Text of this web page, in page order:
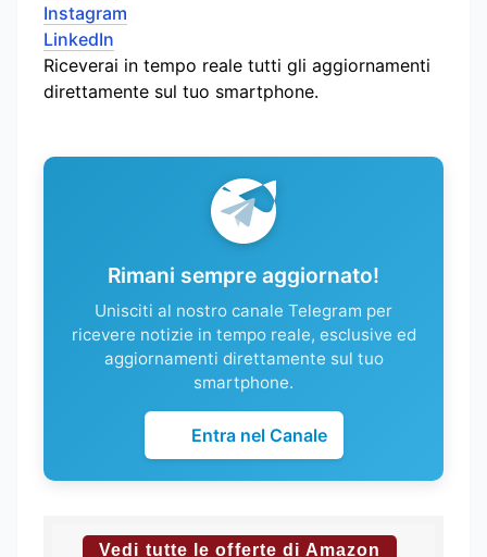
Instagram
LinkedIn
Riceverai in tempo reale tutti gli aggiornamenti
direttamente sul tuo smartphone.
Rimani sempre aggiornato!
Unisciti al nostro canale Telegram per
ricevere notizie in tempo reale, esclusive ed
aggiornamenti direttamente sul tuo
smartphone.
Entra nel Canale